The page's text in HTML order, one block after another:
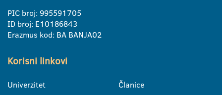
PIC broj: 995591705
ID broj: E10186843
Erazmus kod: BA BANJA02
Korisni linkovi
Univerzitet
Članice